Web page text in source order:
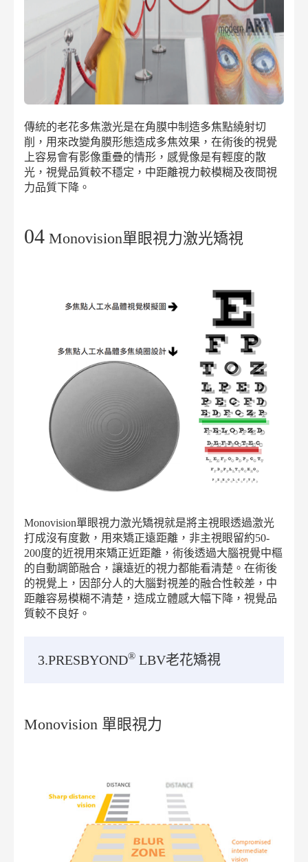
傳統的老花多焦激光是在角膜中制造多焦點繞射切
削，用來改變角膜形態造成多焦效果，在術後的視覺
上容易會有影像重疊的情形，感覺像是有輕度的散
光，視覺品質較不穩定，中距離視力較模糊及夜間視
力品質下降。
04 Monovision單眼視力激光矯視
Monovision單眼視力激光矯視就是將主視眼透過激光
打成沒有度數，用來矯正遠距離，非主視眼留約50-
200度的近視用來矯正近距離，術後透過大腦視覺中樞
的自動調節融合，讓遠近的視力都能看清楚。在術後
的視覺上，因部分人的大腦對視差的融合性較差，中
距離容易模糊不清楚，造成立體感大幅下降，視覺品
質較不良好。
3.PRESBYOND® LBV老花矯視
Monovision 單眼視力